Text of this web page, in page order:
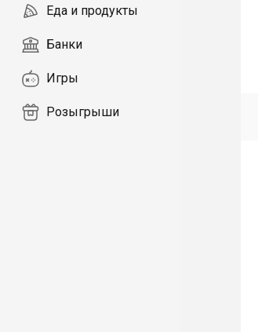
Еда и продукты
Банки
Игры
Розыгрыши